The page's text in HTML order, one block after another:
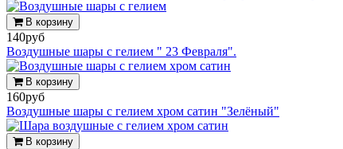
В корзину
140руб
Воздушные шары с гелием " 23 Февраля".
В корзину
160руб
Воздушные шары с гелием хром сатин "Зелёный"
В корзину